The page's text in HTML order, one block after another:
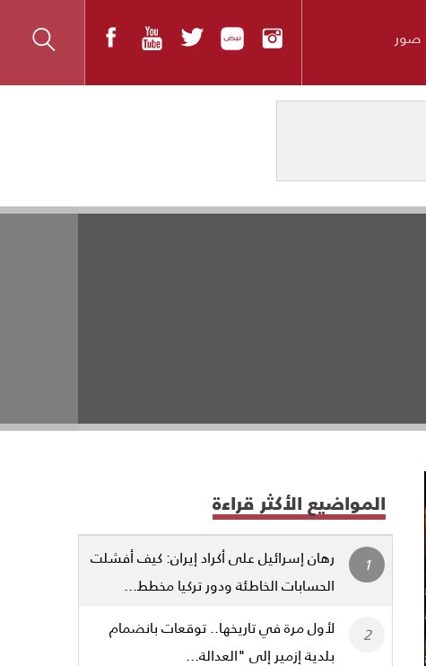
صور
المواضيع الأكثر قراءة
رهان إسرائيل على أكراد إيران: كيف أفشلت
الحسابات الخاطئة ودور تركيا مخطط...
لأول مرة في تاريخها.. توقعات بانضمام
بلدية إزمير إلى "العدالة...